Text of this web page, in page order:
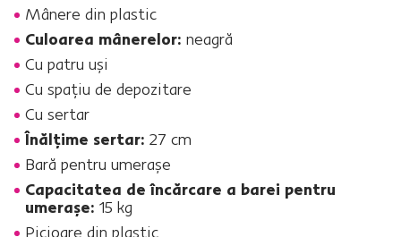
Mânere din plastic
Culoarea mânerelor: neagră
Cu patru uşi
Cu spaţiu de depozitare
Cu sertar
Înălţime sertar: 27 cm
Bară pentru umeraşe
Capacitatea de încărcare a barei pentru
umeraşe: 15 kg
Picioare din plastic